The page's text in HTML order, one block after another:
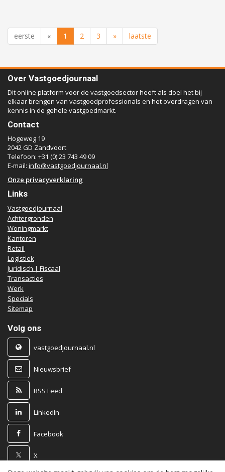
eerste « 1 2 3 » laatste
Over Vastgoedjournaal
Dit online platform voor de vastgoedsector heeft als doel het bij
elkaar brengen van vastgoedprofessionals en het overdragen van
kennis in de gehele vastgoedmarkt.
Contact
Hogeweg 19
2042 GD Zandvoort
Telefoon: +31 (0) 23 743 49 09
E-mail: info@vastgoedjournaal.nl
Onze privacyverklaring
Links
Vastgoedjournaal
Achtergronden
Woningmarkt
Kantoren
Retail
Logistiek
Juridisch | Fiscaal
Transacties
Werk
Specials
Sitemap
Volg ons
vastgoedjournaal.nl
Nieuwsbrief
RSS Feed
LinkedIn
Facebook
X